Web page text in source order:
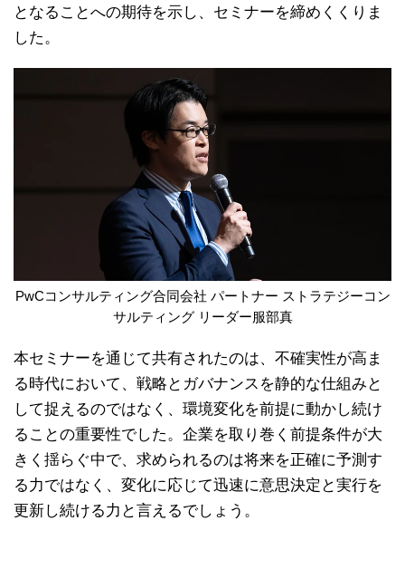
となることへの期待を示し、セミナーを締めくくりま
した。
PwCコンサルティング合同会社 パートナー ストラテジーコン
サルティング リーダー服部真
本セミナーを通じて共有されたのは、不確実性が高ま
る時代において、戦略とガバナンスを静的な仕組みと
して捉えるのではなく、環境変化を前提に動かし続け
ることの重要性でした。企業を取り巻く前提条件が大
きく揺らぐ中で、求められるのは将来を正確に予測す
る力ではなく、変化に応じて迅速に意思決定と実行を
更新し続ける力と言えるでしょう。